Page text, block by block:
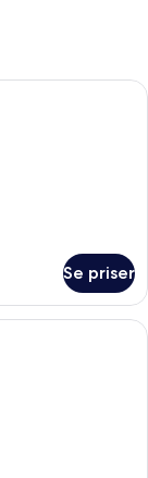
på værelset,
Se priser
| 42-tommers